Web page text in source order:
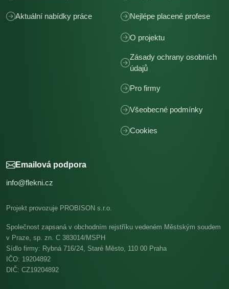
Aktuální nabídky práce Nejlépe placené profese
O projektu
Zásady ochrany osobních
údajů
Pro firmy
Všeobecné podmínky
Cookies
Emailová podpora
info@flekni.cz
Projekt provozuje PROBISON s.r.o.
Společnost zapsaná v obchodním rejstříku vedeném Městským soudem
v Praze, sp. zn. C 383014/MSPH
Sídlo firmy: Rybná 716/24, Staré Město, 110 00 Praha
IČO: 19204892
DIČ: CZ19204892